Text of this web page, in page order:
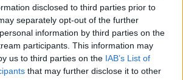
disclosed to third parties prior to
separately opt-out of the further
information by third parties on the
participants. This information may
us to third parties on the IAB’s List of
that may further disclose it to other
των ΗΠΑ Μάρκο
τη μεταφορά των
Ελ Σαλβαδόρ και
Μπουκέλε